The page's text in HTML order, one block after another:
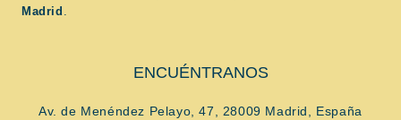
Madrid .
ENCUÉNTRANOS
Av. de Menéndez Pelayo, 47, 28009 Madrid, España